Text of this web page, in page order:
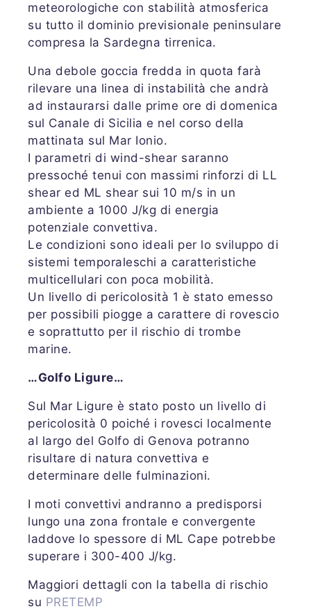
meteorologiche con stabilità atmosferica
su tutto il dominio previsionale peninsulare
compresa la Sardegna tirrenica.
Una debole goccia fredda in quota farà
rilevare una linea di instabilità che andrà
ad instaurarsi dalle prime ore di domenica
sul Canale di Sicilia e nel corso della
mattinata sul Mar Ionio.
I parametri di wind-shear saranno
pressoché tenui con massimi rinforzi di LL
shear ed ML shear sui 10 m/s in un
ambiente a 1000 J/kg di energia
potenziale convettiva.
Le condizioni sono ideali per lo sviluppo di
sistemi temporaleschi a caratteristiche
multicellulari con poca mobilità.
Un livello di pericolosità 1 è stato emesso
per possibili piogge a carattere di rovescio
e soprattutto per il rischio di trombe
marine.
…Golfo Ligure…
Sul Mar Ligure è stato posto un livello di
pericolosità 0 poiché i rovesci localmente
al largo del Golfo di Genova potranno
risultare di natura convettiva e
determinare delle fulminazioni.
I moti convettivi andranno a predisporsi
lungo una zona frontale e convergente
laddove lo spessore di ML Cape potrebbe
superare i 300-400 J/kg.
Maggiori dettagli con la tabella di rischio
su PRETEMP